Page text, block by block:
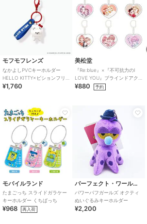
モフモフレンズ
なかよしPVCキーホルダー
HELLO KITTY×ビションフリ
ーゼ
¥1,760
美松堂
『Re:blue』×『不可抗力のI
LOVE YOU』ブラインドアク
リルキーホルダー（全6種）
¥880 予約
モバイルランド
たまごっち スライドガラケー
キーホルダー くちぱっち
¥968 再入荷
パーフェクト・ワールド・トーキョー
パワーパフガールズ オクティ
ぬいぐるみキーホルダー
¥2,200